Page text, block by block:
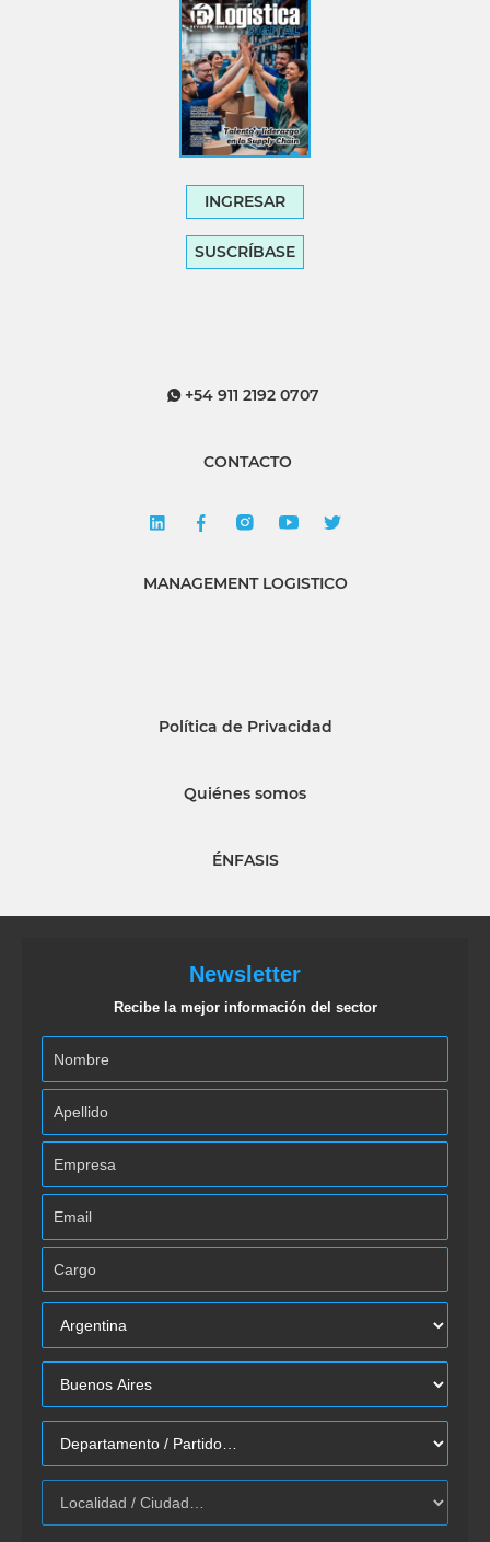
INGRESAR
SUSCRÍBASE
+54 911 2192 0707
CONTACTO
MANAGEMENT LOGISTICO
Política de Privacidad
Quiénes somos
ÉNFASIS
Newsletter
Recibe la mejor información del sector